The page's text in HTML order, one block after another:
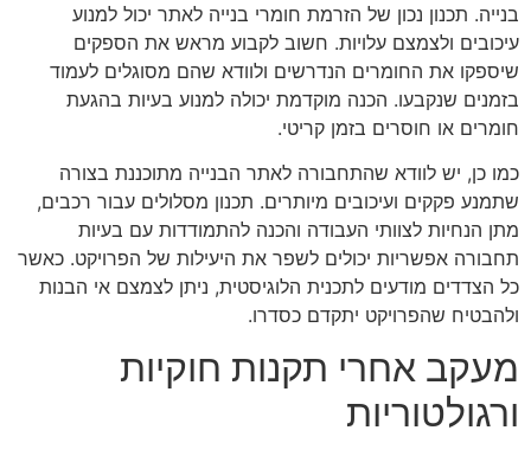
בנייה. תכנון נכון של הזרמת חומרי בנייה לאתר יכול למנוע
עיכובים ולצמצם עלויות. חשוב לקבוע מראש את הספקים
שיספקו את החומרים הנדרשים ולוודא שהם מסוגלים לעמוד
בזמנים שנקבעו. הכנה מוקדמת יכולה למנוע בעיות בהגעת
חומרים או חוסרים בזמן קריטי.
כמו כן, יש לוודא שהתחבורה לאתר הבנייה מתוכננת בצורה
שתמנע פקקים ועיכובים מיותרים. תכנון מסלולים עבור רכבים,
מתן הנחיות לצוותי העבודה והכנה להתמודדות עם בעיות
תחבורה אפשריות יכולים לשפר את היעילות של הפרויקט. כאשר
כל הצדדים מודעים לתכנית הלוגיסטית, ניתן לצמצם אי הבנות
ולהבטיח שהפרויקט יתקדם כסדרו.
מעקב אחרי תקנות חוקיות
ורגולטוריות